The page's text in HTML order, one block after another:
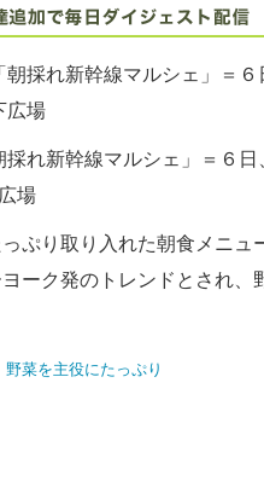
れ新幹線マルシェ」＝６
場
ぷり取り入れた朝食メニュ
ーク発のトレンドとされ